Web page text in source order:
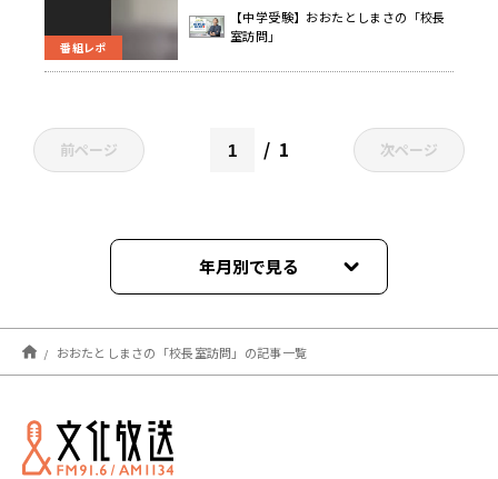
番組レポ
持つ価値あるもの、“褒めるとこ
ろ”をしっかりと探して、的確に伝え
【中学受験】おおたとしまさの「校長
室訪問」
前ページ 1 次ページ
年月別で見る
2026年08月
2026年07月
2026年06月
おおたとしまさの「校長室訪問」の記事一覧